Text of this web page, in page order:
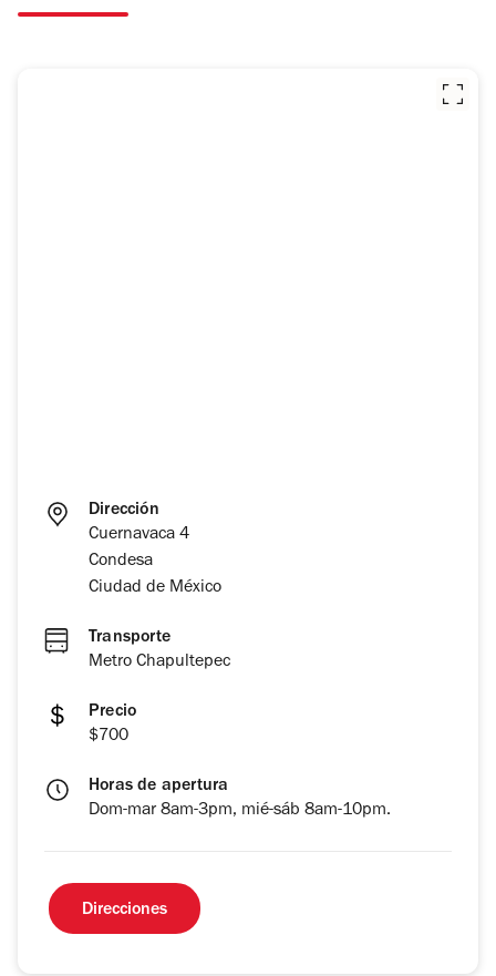
Dirección
Cuernavaca 4
Condesa
Ciudad de México
Transporte
Metro Chapultepec
Precio
$700
Horas de apertura
Dom-mar 8am-3pm, mié-sáb 8am-10pm.
Direcciones